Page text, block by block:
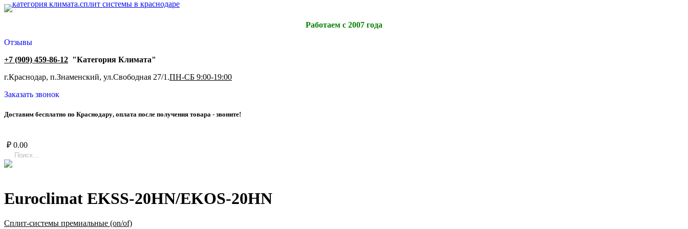
Работаем с 2007 года
Отзывы
+7 (909) 459-86-12 "Категория Климата"
г.Краснодар, п.Знаменский, ул.Свободная 27/1.ПН-СБ 9:00-19:00
Заказать звонок
Доставим бесплатно по Краснодару, оплата после получения товара - звоните!
₽ 0.00
Euroclimat EKSS-20HN/EKOS-20HN
Сплит-системы премиальные (on/of)